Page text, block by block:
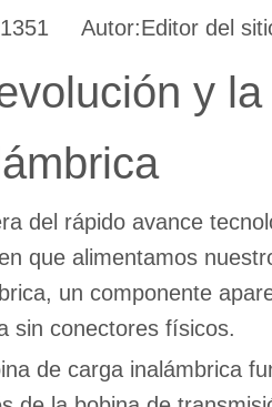
1351 Autor:Editor del
y
del rápido avance
que alimentamos
un componente
sin conectores físicos.
de carga inalámbrica